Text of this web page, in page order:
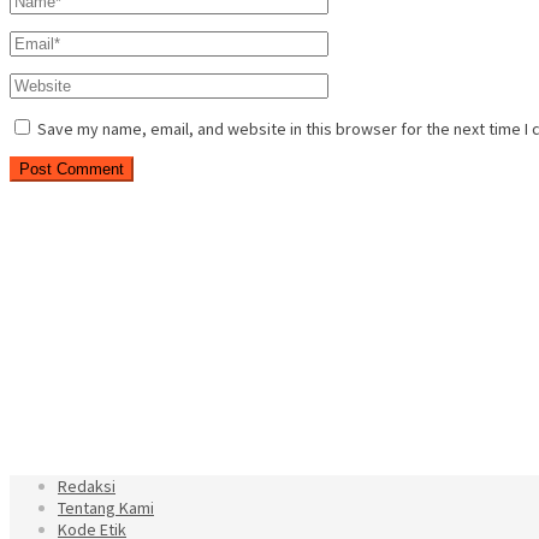
Save my name, email, and website in this browser for the next time I
Redaksi
Tentang Kami
Kode Etik